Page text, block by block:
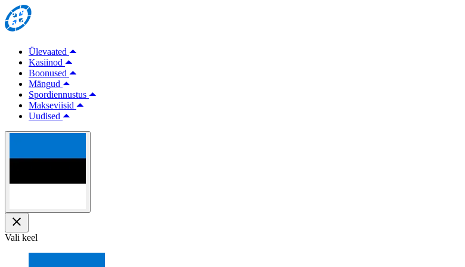
Ülevaated
Kasiinod
Boonused
Mängud
Spordiennustus
Makseviisid
Uudised
Vali keel